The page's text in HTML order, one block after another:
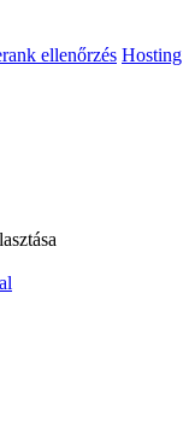
ellenőrzés Hosting